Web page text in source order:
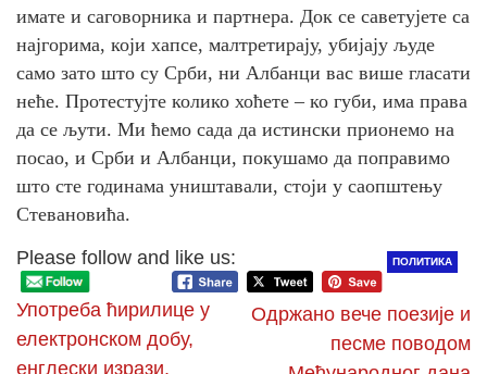
имате и саговорника и партнера. Док се саветујете са
најгорима, који хапсе, малтретирају, убијају људе
само зато што су Срби, ни Албанци вас више гласати
неће. Протестујте колико хоћете – ко губи, има права
да се љути. Ми ћемо сада да истински прионемо на
посао, и Срби и Албанци, покушамо да поправимо
што сте годинама уништавали, стоји у саопштењу
Стевановића.
Please follow and like us:
ПОЛИТИКА
Употреба ћирилице у
електронском добу,
енглески изрази,
Одржано вече поезије и
песме поводом